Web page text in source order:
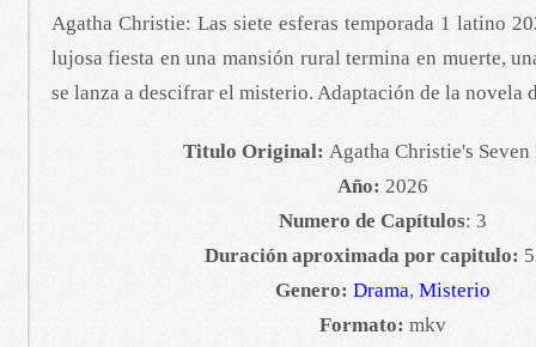
Agatha Christie: Las siete esferas temporada 1 latino
lujosa fiesta en una mansión rural termina en muerte,
se lanza a descifrar el misterio. Adaptación de la novela
Titulo Original: Agatha Christie's
Año: 2026
Numero de Capítulos: 3
Duración aproximada por capitulo:
Genero: Drama, Misterio
Formato: mkv